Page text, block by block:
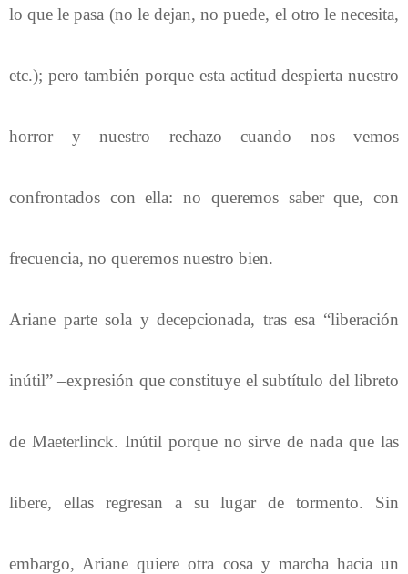
lo que le pasa (no le dejan, no puede, el otro le necesita,
etc.); pero también porque esta actitud despierta nuestro
horror y nuestro rechazo cuando nos vemos
confrontados con ella: no queremos saber que, con
frecuencia, no queremos nuestro bien.
Ariane parte sola y decepcionada, tras esa “liberación
inútil” –expresión que constituye el subtítulo del libreto
de Maeterlinck. Inútil porque no sirve de nada que las
libere, ellas regresan a su lugar de tormento. Sin
embargo, Ariane quiere otra cosa y marcha hacia un